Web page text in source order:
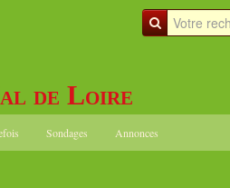
de Loire
Sondages Annonces